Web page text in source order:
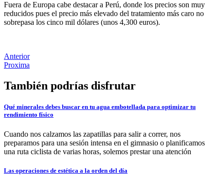
Fuera de Europa cabe destacar a Perú, donde los precios son muy
reducidos pues el precio más elevado del tratamiento más caro no
sobrepasa los cinco mil dólares (unos 4,300 euros).
Anterior
Proxima
También podrías disfrutar
Qué minerales debes buscar en tu agua embotellada para optimizar tu
rendimiento físico
Cuando nos calzamos las zapatillas para salir a correr, nos
preparamos para una sesión intensa en el gimnasio o planificamos
una ruta ciclista de varias horas, solemos prestar una atención
Las operaciones de estética a la orden del día